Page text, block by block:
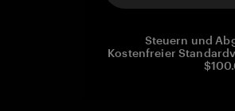
Steuern und
Kostenfreier